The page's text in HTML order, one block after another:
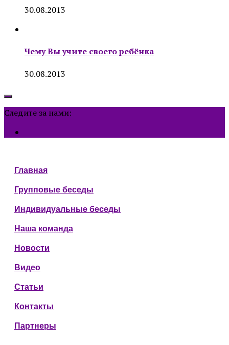
30.08.2013
Чему Вы учите своего ребёнка
30.08.2013
Следите за нами:
Главная
Групповые беседы
Индивидуальные беседы
Наша команда
Новости
Видео
Статьи
Контакты
Партнеры